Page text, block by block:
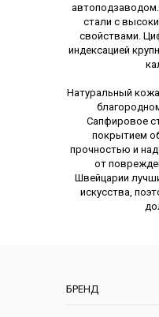
БРЕНД
стали с
свойствами.
индексацией
Натуральный
Сапфировое
покрытием
прочностью и
от
Швейцарии
искусства,